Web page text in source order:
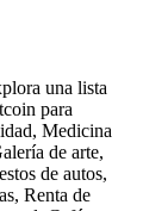
una lista
para
Medicina
de arte,
de autos,
Renta de